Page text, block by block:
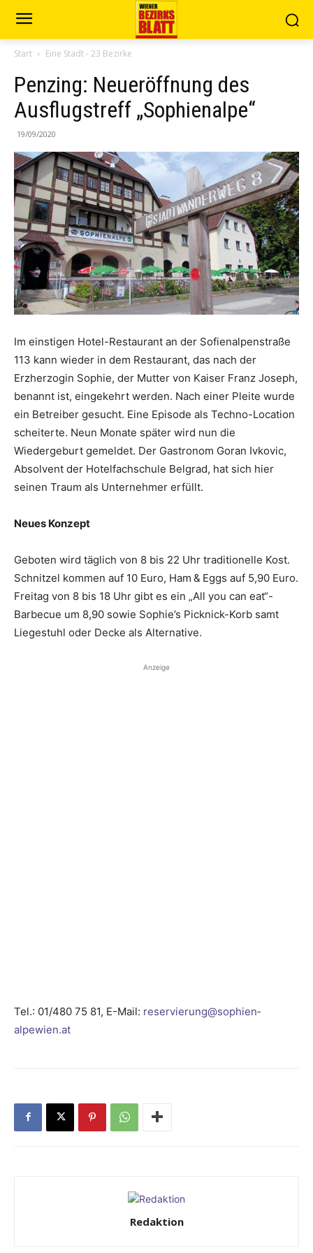
Start Eine Stadt - 23 Bezirke
Penzing: Neueröffnung des
Ausflugstreff „Sophienalpe“
19/09/2020
Im einstigen Hotel-Restaurant an der Sofien­alpenstraße
113 kann wieder in dem Restaurant, das nach der
Erzherzogin Sophie, der Mutter von Kaiser Franz Joseph,
benannt ist, eingekehrt werden. Nach einer Pleite wurde
ein Betreiber gesucht. Eine Episode als Techno-Location
scheiterte. Neun Monate später wird nun die
Wiedergeburt gemeldet. Der Gastronom Goran Ivkovic,
Absolvent der Hotelfachschule ­Belgrad, hat sich hier
seinen Traum als Unternehmer erfüllt.
Neues Konzept
Geboten wird täglich von 8 bis 22 Uhr traditionelle Kost.
Schnitzel kommen auf 10 Euro, Ham & Eggs auf 5,90 Euro.
Freitag von 8 bis 18 Uhr gibt es ein „All you can eat“-
Barbecue um 8,90 sowie Sophie’s Picknick-Korb samt
Liegestuhl oder Decke als Alternative.
Anzeige
Tel.: 01/480 75 81, E-Mail: reservierung@sophien­
alpewien.at
Redaktion